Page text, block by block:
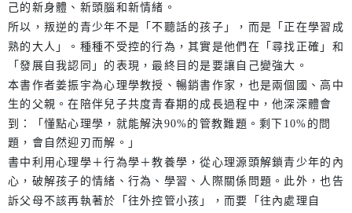
己的新身體、新頭腦和新情緒。
所以，叛逆的青少年不是「不聽話的孩子」，而是「正在學習成
熟的大人」。種種不受控的行為，其實是他們在「尋找正確」和
「發展自我認同」的表現，最終目的是要讓自己變強大。
本書作者姜振宇為心理學教授、暢銷書作家，也是兩個國、高中
生的父親。在陪伴兒子共度青春期的成長過程中，他深深體會
到：「懂點心理學，就能解決90%的管教難題。剩下10%的問
題，會自然迎刃而解。」
書中利用心理學＋行為學＋教養學，從心理源頭解鎖青少年的內
心，破解孩子的情緒、行為、學習、人際關係問題。此外，也告
訴父母不該再執著於「往外控管小孩」，而要「往內處理自